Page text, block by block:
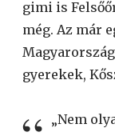
gimi is
még. Az már
gyerekek,
„Nem